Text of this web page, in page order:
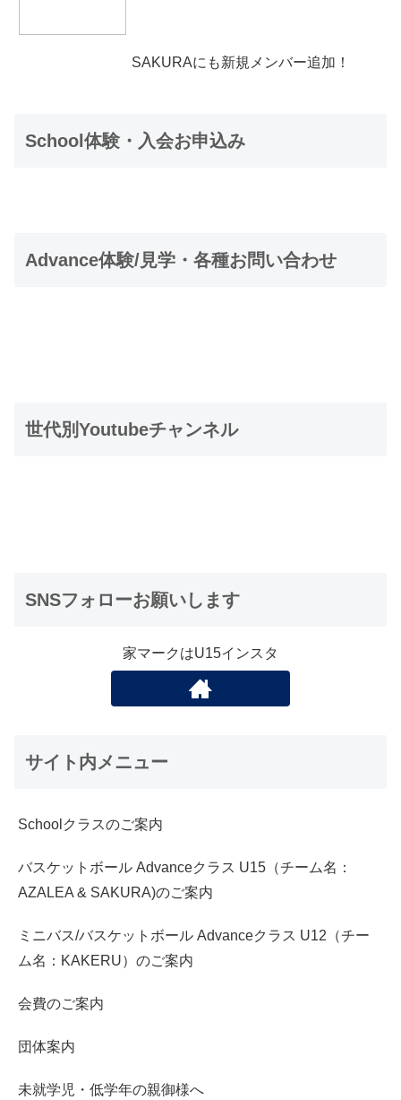
SAKURAにも新規メンバー追加！
School体験・入会お申込み
Advance体験/見学・各種お問い合わせ
世代別Youtubeチャンネル
SNSフォローお願いします
家マークはU15インスタ
サイト内メニュー
Schoolクラスのご案内
バスケットボール Advanceクラス U15（チーム名：
AZALEA & SAKURA)のご案内
ミニバス/バスケットボール Advanceクラス U12（チー
ム名：KAKERU）のご案内
会費のご案内
団体案内
未就学児・低学年の親御様へ